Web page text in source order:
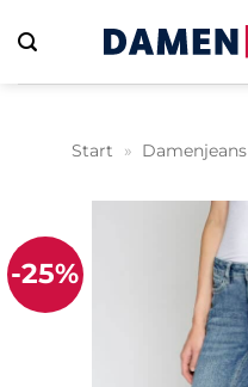
Inhalt
springen
Start » Damenjeans
-25%